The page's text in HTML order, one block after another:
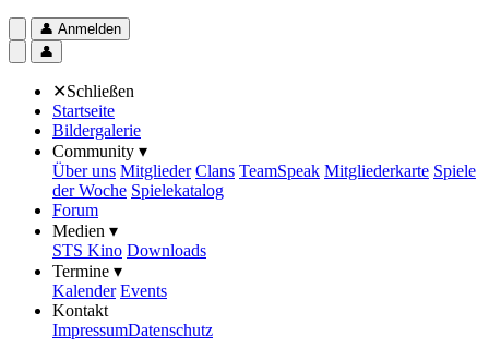
👤 Anmelden
👤
✕Schließen
Startseite
Bildergalerie
Community ▾
Über uns Mitglieder Clans TeamSpeak Mitgliederkarte Spiele
der Woche Spielekatalog
Forum
Medien ▾
STS Kino Downloads
Termine ▾
Kalender Events
Kontakt
ImpressumDatenschutz